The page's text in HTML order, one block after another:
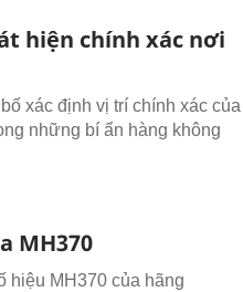
hiện chính xác nơi
xác định vị trí chính xác của
những bí ẩn hàng không
MH370
hiệu MH370 của hãng